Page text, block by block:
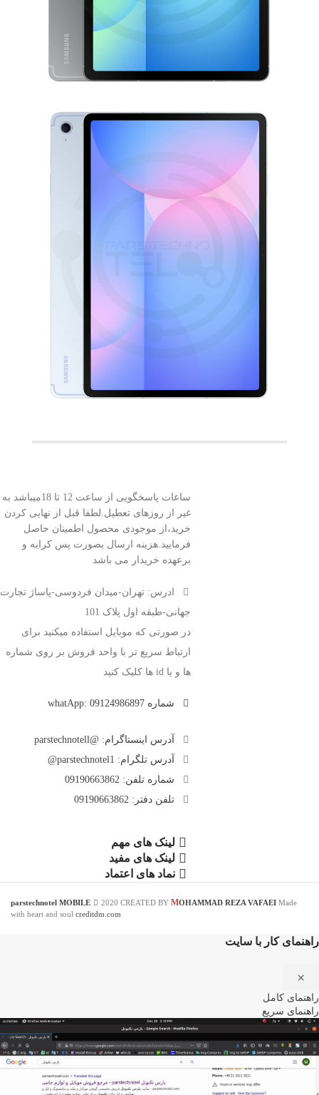
ساعات پاسخگویی از ساعت 12 تا 18میباشد به
غیر از روزهای تعطیل.لطفا قبل از نهایی کردن
خرید،از موجودی محصول اطمینان حاصل
فرمایید.هزینه ارسال بصورت پس کرایه و
برعهده خریدار می باشد
ادرس: تهران-میدان فردوسی-پاساژ تجارت
جهانی-طبقه اول پلاک 101
در صورتی که موبایل استفاده میکنید برای
ارتباط سریع تر با واحد فروش بر روی شماره
ها و یا id ها کلیک کنید
شماره whatApp: 09124986897
آدرس اینستاگرام: @parstechnotell
آدرس تلگرام: parstechnotel1@
شماره تلفن: 09190663862
تلفن دفتر: 09190663862
لینک های مهم
لینک های مفید
نماد های اعتماد
parstechnotel MOBILE 2020 CREATED BY MOHAMMAD REZA VAFAEI Made
with heart and soul creditdm.com
راهنمای کار با سایت
×
راهنمای کامل
راهنمای سریع